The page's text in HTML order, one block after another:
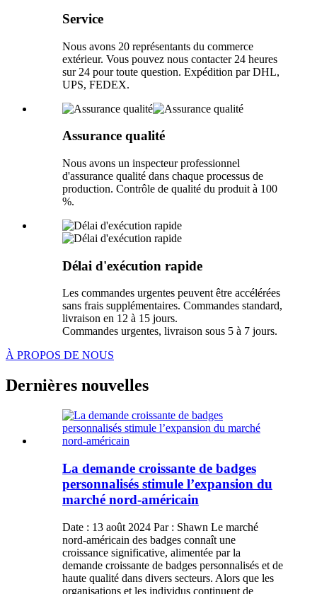
Service
Nous avons 20 représentants du commerce
extérieur. Vous pouvez nous contacter 24 heures
sur 24 pour toute question. Expédition par DHL,
UPS, FEDEX.
Assurance qualité
Nous avons un inspecteur professionnel
d'assurance qualité dans chaque processus de
production. Contrôle de qualité du produit à 100
%.
Délai d'exécution rapide
Les commandes urgentes peuvent être accélérées
sans frais supplémentaires. Commandes standard,
livraison en 12 à 15 jours.
Commandes urgentes, livraison sous 5 à 7 jours.
À PROPOS DE NOUS
Dernières nouvelles
La demande croissante de badges
personnalisés stimule l’expansion du
marché nord-américain
Date : 13 août 2024 Par : Shawn Le marché
nord-américain des badges connaît une
croissance significative, alimentée par la
demande croissante de badges personnalisés et de
haute qualité dans divers secteurs. Alors que les
organisations et les individus continuent de